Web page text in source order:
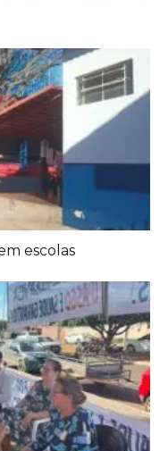
escolas